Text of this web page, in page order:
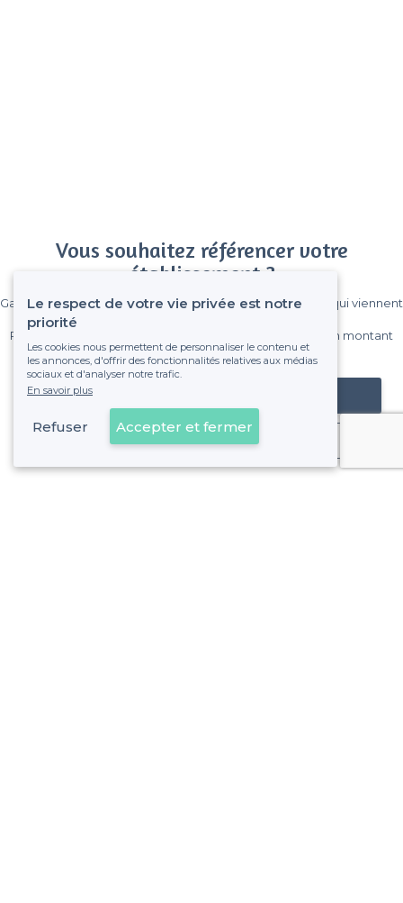
Vous souhaitez référencer votre
établissement ?
Gagnez de nombreux clients parmi le million de visiteurs qui viennent
Pas de commissions et sans engagement, vous payez un montant
fixe sans risque de voir déraper la facture.
Référencer mon établissement
Déjà client
Le respect de votre vie privée est notre
priorité
Les cookies nous permettent de personnaliser le contenu et
les annonces, d'offrir des fonctionnalités relatives aux médias
sociaux et d'analyser notre trafic.
En savoir plus
Refuser Accepter et fermer